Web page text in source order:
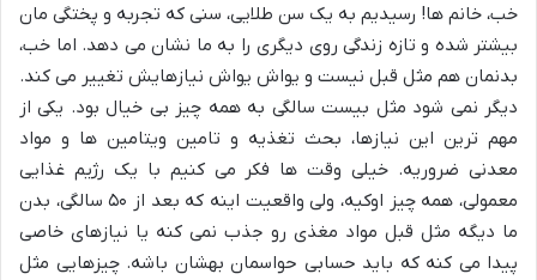
خب، خانم ها! رسیدیم به یک سن طلایی، سنی که تجربه و پختگی مان
بیشتر شده و تازه زندگی روی دیگری را به ما نشان می دهد. اما خب،
بدنمان هم مثل قبل نیست و یواش یواش نیازهایش تغییر می کند.
دیگر نمی شود مثل بیست سالگی به همه چیز بی خیال بود. یکی از
مهم ترین این نیازها، بحث تغذیه و تامین ویتامین ها و مواد
معدنی ضروریه. خیلی وقت ها فکر می کنیم با یک رژیم غذایی
معمولی، همه چیز اوکیه، ولی واقعیت اینه که بعد از ۵۰ سالگی، بدن
ما دیگه مثل قبل مواد مغذی رو جذب نمی کنه یا نیازهای خاصی
پیدا می کنه که باید حسابی حواسمان بهشان باشه. چیزهایی مثل